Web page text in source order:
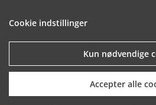
Palazzo Altemps, Rom. Illustration fra
Julius Caesar kunne måske have
formuleringerne. I alle fald er
samme.
Pomponius Mela når også – i
beskriver som: ” I den bugt, vi har
Cookie indstillinger
Kun nødvendige
Accepter alle